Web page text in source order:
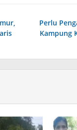
Perlu
Kampung